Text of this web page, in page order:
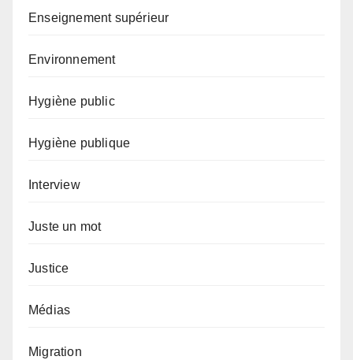
Enseignement supérieur
Environnement
Hygiène public
Hygiène publique
Interview
Juste un mot
Justice
Médias
Migration